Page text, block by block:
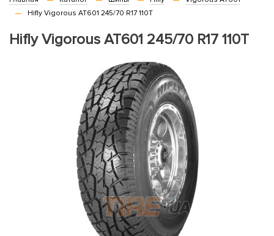
Hifly Vigorous AT601 245/70 R17 110T
Hifly Vigorous AT601 245/70 R17 110T